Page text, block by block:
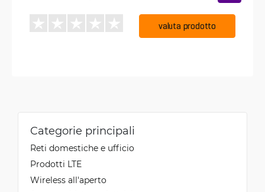
valuta prodotto
Categorie principali
Reti domestiche e ufficio
Prodotti LTE
Wireless all'aperto